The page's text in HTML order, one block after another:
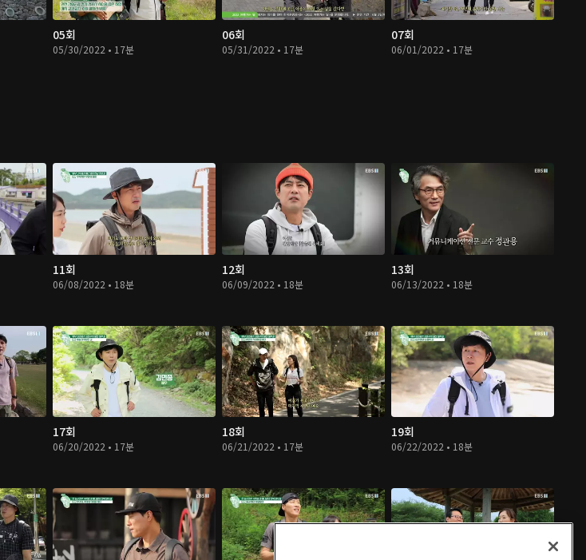
05회
05/30/2022 • 17분
06회
05/31/2022 • 17분
07회
06/01/2022 • 17분
11회
06/08/2022 • 18분
12회
06/09/2022 • 18분
13회
06/13/2022 • 18분
17회
06/20/2022 • 17분
18회
06/21/2022 • 17분
19회
06/22/2022 • 18분